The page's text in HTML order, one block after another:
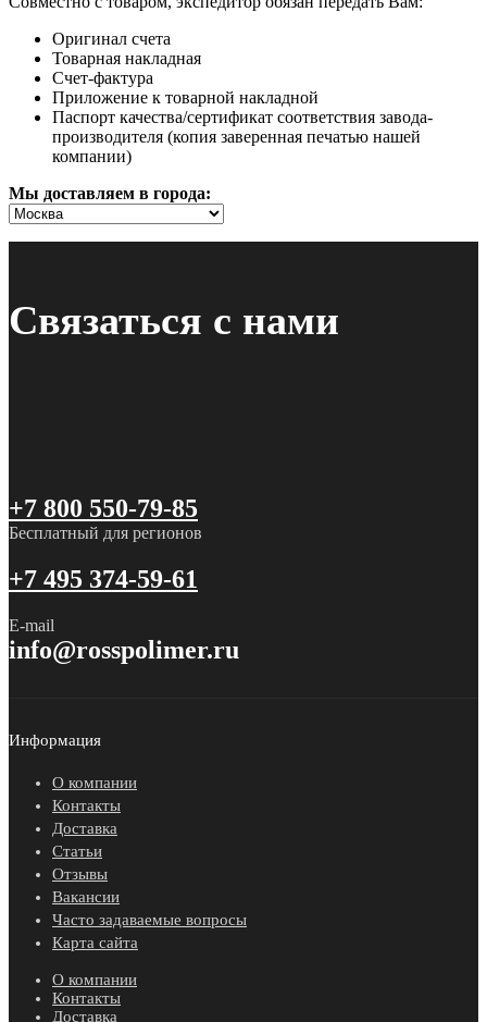
Оригинал счета
Товарная накладная
Счет-фактура
Приложение к товарной накладной
Паспорт качества/сертификат соответствия завода-
производителя (копия заверенная печатью нашей
компании)
Мы доставляем в города:
Связаться с нами
+7 800 550-79-85
Бесплатный для регионов
+7 495 374-59-61
E-mail
info@rosspolimer.ru
Информация
О компании
Контакты
Доставка
Статьи
Отзывы
Вакансии
Часто задаваемые вопросы
Карта сайта
О компании
Контакты
Доставка